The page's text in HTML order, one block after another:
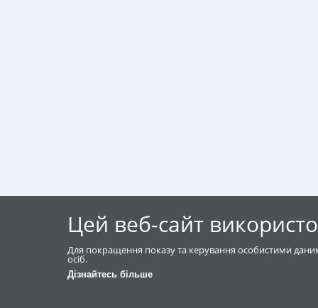
Цей веб-сайт
Для покращення показу та керування особистими
осіб.
Дізнайтесь більше